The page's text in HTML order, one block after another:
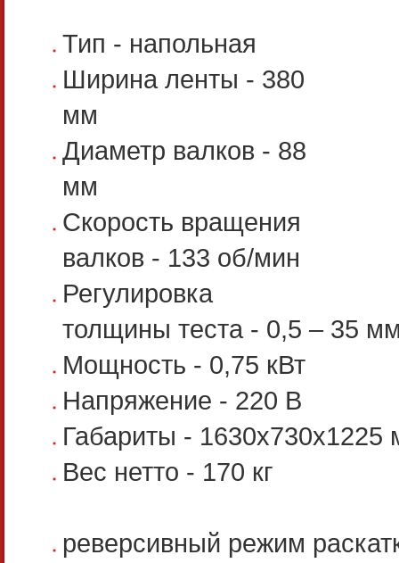
Тип - напольная
Ширина ленты - 380
мм
Диаметр валков - 88
мм
Скорость вращения
валков - 133 об/мин
Регулировка
толщины теста - 0,5 – 35
Мощность - 0,75 кВт
Напряжение - 220 В
Габариты - 1630х730х1225
Вес нетто - 170 кг
реверсивный режим